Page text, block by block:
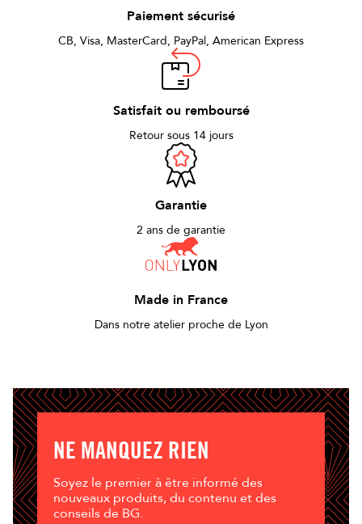
Paiement sécurisé
CB, Visa, MasterCard, PayPal, American Express
Satisfait ou remboursé
Retour sous 14 jours
Garantie
2 ans de garantie
Made in France
Dans notre atelier proche de Lyon
NE MANQUEZ RIEN
Soyez le premier à être informé des
nouveaux produits, du contenu et des
conseils de BG.